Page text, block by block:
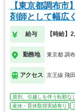
【東京都調布
剤師として幅広
給与 【時給】
勤務地 東京都 調
アクセス 京王線 飛
原則、引越しを伴う転勤なし
産休・育休取得実績有り